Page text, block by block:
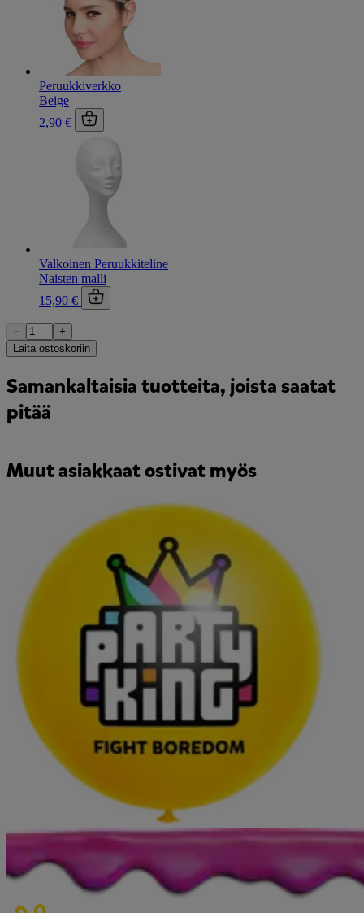
Peruukkiverkko
Beige
2,90 €
Valkoinen Peruukkiteline
Naisten malli
15,90 €
−
+
Laita ostoskoriin
Samankaltaisia tuotteita, joista saatat
pitää
Muut asiakkaat ostivat myös